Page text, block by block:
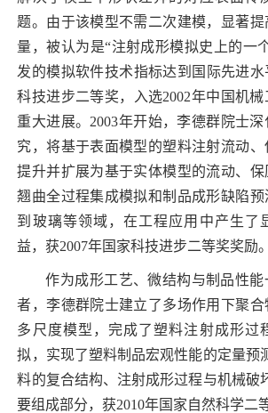
题。由于该模型不需二次建模，显著
量，被认为是“注射成形模拟史上的一
发的模拟软件技术指标达到国际先进水
科技进步二等奖，入选2002年中国机械
重大进展。 2003年开始，李德群院士
究，将基于表面模型的塑料注射流动、
提升并扩展为基于实体模型的流动、保
翘曲全过程集成模拟和制品成形缺陷
到玻璃等领域，在工程应用中产生了
益，获2007年国家科技进步二等奖奖励。
作为成形工艺、微结构与制品性
者，李德群院士建立了多场作用下聚
多尺度模型，完成了塑料注射成形过
拟，实现了塑料制品宏观性能的定量预
料的复合结构、注射成形过程与机械破
要组成部分，获2010年国家自然科学二